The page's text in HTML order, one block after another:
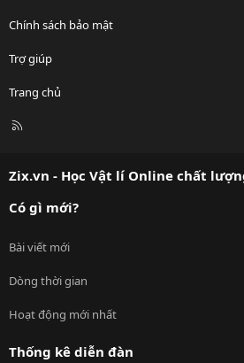
Chính sách bảo mật
Trợ giúp
Trang chủ
R
Zix.vn - Học Vật lí Online chất
Có gì mới?
Bài viết mới
Dòng thời gian
Hoạt động mới nhất
Thống kê diễn đàn